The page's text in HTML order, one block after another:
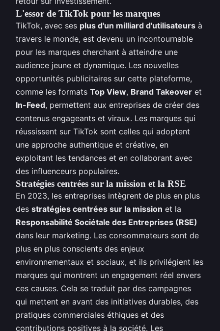
L'essor de TikTok pour les marques
TikTok, avec ses plus d'un milliard d'utilisateurs à
travers le monde, est devenu un incontournable
pour les marques cherchant à atteindre une
audience jeune et dynamique. Les nouvelles
opportunités publicitaires sur cette plateforme,
comme les formats Top View, Brand Takeover et
In-Feed, permettent aux entreprises de créer des
contenus engageants et viraux. Les marques qui
réussissent sur TikTok sont celles qui adoptent
une approche authentique et créative, en
exploitant les tendances et en collaborant avec
des influenceurs populaires.
Stratégies centrées sur la mission et la RSE
En 2023, les entreprises intègrent de plus en plus
des stratégies centrées sur la mission et la
Responsabilité Sociétale des Entreprises (RSE)
dans leur marketing. Les consommateurs sont de
plus en plus conscients des enjeux
environnementaux et sociaux, et ils privilégient les
marques qui montrent un engagement réel envers
ces causes. Cela se traduit par des campagnes
qui mettent en avant des initiatives durables, des
pratiques commerciales éthiques et des
contributions positives à la société. Les